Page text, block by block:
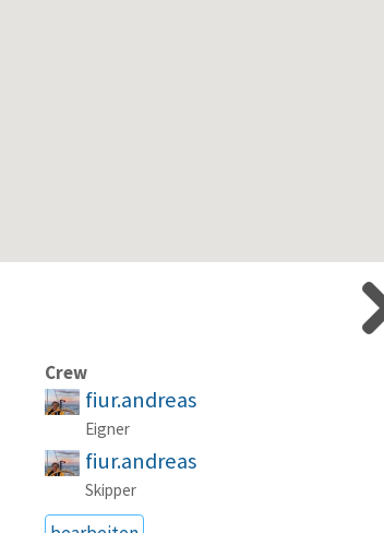
Crew
fiur.andreas
Eigner
fiur.andreas
Skipper